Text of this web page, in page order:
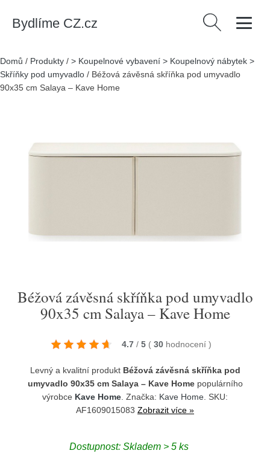
Bydlíme CZ.cz Vyhledávání
Domů / Produkty / > Koupelnové vybavení > Koupelnový nábytek >
Skříňky pod umyvadlo / Béžová závěsná skříňka pod umyvadlo
90x35 cm Salaya – Kave Home
Béžová závěsná skříňka pod umyvadlo
90x35 cm Salaya – Kave Home
4.7 / 5 ( 30 hodnocení )
Levný a kvalitní produkt Béžová závěsná skříňka pod
umyvadlo 90x35 cm Salaya – Kave Homepopulárního
výrobce Kave Home . Značka: Kave Home . SKU:
AF1609015083 Zobrazit více »
Dostupnost: Skladem > 5 ks